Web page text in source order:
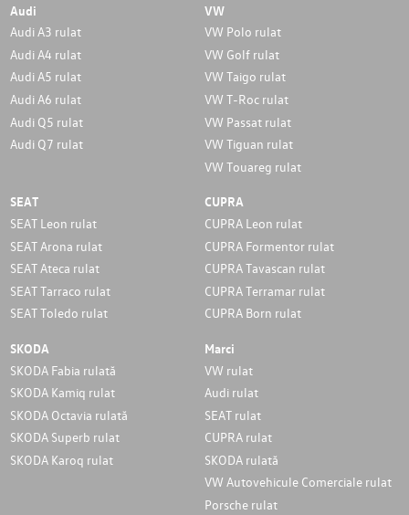
Audi
Audi A3 rulat
Audi A4 rulat
Audi A5 rulat
Audi A6 rulat
Audi Q5 rulat
Audi Q7 rulat
VW
VW Polo rulat
VW Golf rulat
VW Taigo rulat
VW T-Roc rulat
VW Passat rulat
VW Tiguan rulat
VW Touareg rulat
SEAT
SEAT Leon rulat
SEAT Arona rulat
SEAT Ateca rulat
SEAT Tarraco rulat
SEAT Toledo rulat
CUPRA
CUPRA Leon rulat
CUPRA Formentor rulat
CUPRA Tavascan rulat
CUPRA Terramar rulat
CUPRA Born rulat
SKODA
SKODA Fabia rulată
SKODA Kamiq rulat
SKODA Octavia rulată
SKODA Superb rulat
SKODA Karoq rulat
Marci
VW rulat
Audi rulat
SEAT rulat
CUPRA rulat
SKODA rulată
VW Autovehicule Comerciale rulat
Porsche rulat